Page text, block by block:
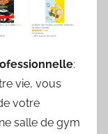
:
vie, vous
votre
salle de gym